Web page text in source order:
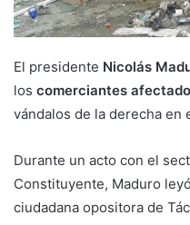
El presidente Nicolás
los comerciantes
vándalos de la derecha en
Durante un acto con el
Constituyente, Maduro
ciudadana opositora de